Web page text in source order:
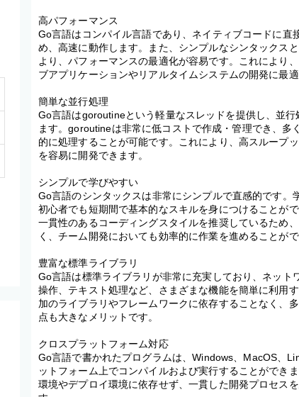
高パフォーマンス
Go言語はコンパイル言語であり、ネイティブコードに直
め、高速に動作します。また、シンプルなシンタックス
より、パフォーマンスの最適化が容易です。これにより
ブアプリケーションやリアルタイムシステムの開発に最適
簡単な並行処理
Go言語はgoroutineという軽量なスレッドを提供し、並行
ます。goroutineは非常に低コストで作成・管理でき、多
的に処理することが可能です。これにより、高スループ
を容易に開発できます。
シンプルで学びやすい
Go言語のシンタックスは非常にシンプルで直感的です。
初心者でも短期間で基本的なスキルを身につけることが
一貫性のあるコーディングスタイルを推奨しているため
く、チーム開発においても効率的に作業を進めることがで
豊富な標準ライブラリ
Go言語は標準ライブラリが非常に充実しており、ネット
操作、テキスト処理など、さまざまな機能を簡単に利用
加のライブラリやフレームワークに依存することなく、
点も大きなメリットです。
クロスプラットフォーム対応
Go言語で書かれたプログラムは、Windows、MacOS、
ットフォーム上でコンパイルおよび実行することができ
環境やデプロイ環境に依存せず、一貫した開発プロセス